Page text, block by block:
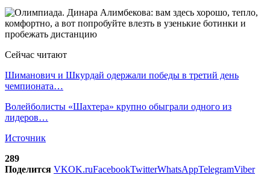
Сейчас читают
Шиманович и Шкурдай одержали победы в третий день
чемпионата…
Волейболисты «Шахтера» крупно обыграли одного из
лидеров…
Источник
289
Поделится VKOK.ruFacebookTwitterWhatsAppTelegramViber